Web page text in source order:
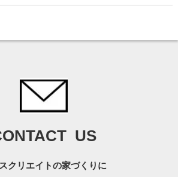
US
クリエイトの家づくりに